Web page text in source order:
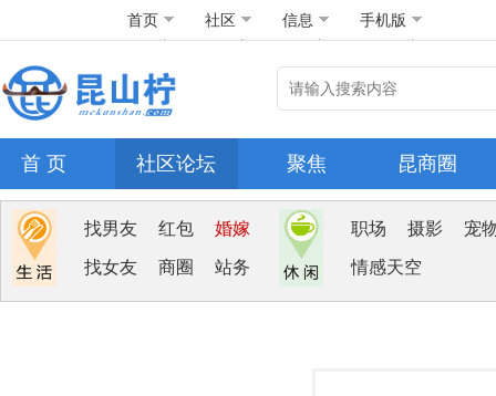
首页 社区 信息 手机版
首 页 社区论坛 聚焦 昆商圈
找男友 红包 婚嫁
找女友 商圈 站务
职场 摄影 宠
情感天空